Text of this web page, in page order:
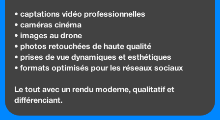
• captations vidéo professionnelles
• caméras cinéma
• images au drone
• photos retouchées de haute qualité
• prises de vue dynamiques et esthétiques
• formats optimisés pour les réseaux sociaux
Le tout avec un rendu moderne, qualitatif et
différenciant.